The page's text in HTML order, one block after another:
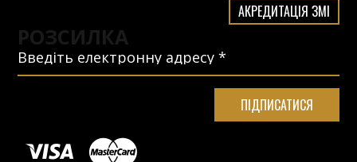
АКРЕДИТАЦІЯ ЗМІ
РОЗСИЛКА